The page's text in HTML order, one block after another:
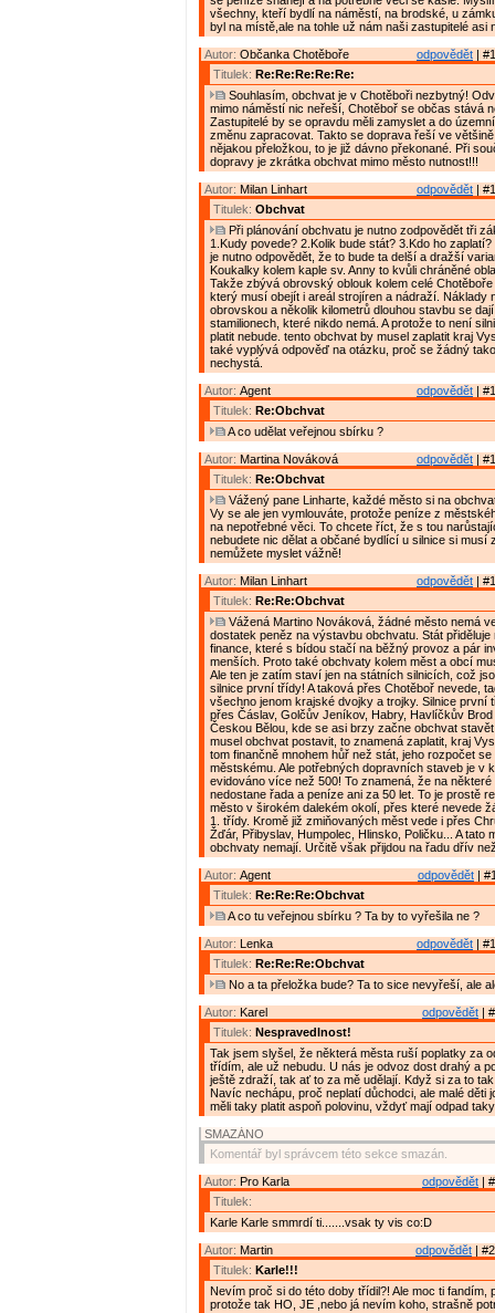
všechny, kteří bydlí na náměstí, na brodské, u
byl na místě,ale na tohle už nám naši zastupitelé asi
odpovědět |
Autor: Občanka Chotěboře
Titulek: Re:Re:Re:Re:Re:
Souhlasím, obchvat je v Chotěboři nezbytný!
mimo náměstí nic neřeší, Chotěboř se občas stává
Zastupitelé by se opravdu měli zamyslet a do
změnu zapracovat. Takto se doprava řeší ve
nějakou přeložkou, to je již dávno překonané. Při
dopravy je zkrátka obchvat mimo město nutnost!!!
odpovědět |
Autor: Milan Linhart
Titulek: Obchvat
Při plánování obchvatu je nutno zodpovědět tři
1.Kudy povede? 2.Kolik bude stát? 3.Kdo ho
je nutno odpovědět, že to bude ta delší a dražší
Koukalky kolem kaple sv. Anny to kvůli chráněné
Takže zbývá obrovský oblouk kolem celé
který musí obejít i areál strojíren a nádraží. Náklady
obrovskou a několik kilometrů dlouhou stavbu se
stamilionech, které nikdo nemá. A protože to není
platit nebude. tento obchvat by musel zaplatit kraj
také vyplývá odpověď na otázku, proč se žádný
nechystá.
odpovědět |
Autor: Agent
Titulek: Re:Obchvat
A co udělat veřejnou sbírku ?
odpovědět |
Autor: Martina Nováková
Titulek: Re:Obchvat
Vážený pane Linharte, každé město si na
Vy se ale jen vymlouváte, protože peníze z
na nepotřebné věci. To chcete říct, že s tou
nebudete nic dělat a občané bydlící u silnice si musí
nemůžete myslet vážně!
odpovědět |
Autor: Milan Linhart
Titulek: Re:Re:Obchvat
Vážená Martino Nováková, žádné město nemá
dostatek peněz na výstavbu obchvatu. Stát přiděluje
finance, které s bídou stačí na běžný provoz a pár
menších. Proto také obchvaty kolem měst a obcí
Ale ten je zatím staví jen na státních silnicích, což
silnice první třídy! A taková přes Chotěboř nevede,
všechno jenom krajské dvojky a trojky. Silnice první
přes Čáslav, Golčův Jeníkov, Habry, Havlíčkův
Českou Bělou, kde se asi brzy začne obchvat
musel obchvat postavit, to znamená zaplatit, kraj
tom finančně mnohem hůř než stát, jeho rozpočet
městskému. Ale potřebných dopravních staveb je v
evidováno více než 500! To znamená, že na
nedostane řada a peníze ani za 50 let. To je prostě
město v širokém dalekém okolí, přes které nevede
1. třídy. Kromě již zmiňovaných měst vede i přes
Žďár, Přibyslav, Humpolec, Hlinsko, Poličku... A tato
obchvaty nemají. Určitě však přijdou na řadu dřív
odpovědět |
Autor: Agent
Titulek: Re:Re:Re:Obchvat
A co tu veřejnou sbírku ? Ta by to vyřešila ne ?
odpovědět |
Autor: Lenka
Titulek: Re:Re:Re:Obchvat
No a ta přeložka bude? Ta to sice nevyřeší, ale
odpovědět |
Autor: Karel
Titulek: Nespravedlnost!
Tak jsem slyšel, že některá města ruší poplatky za
třídím, ale už nebudu. U nás je odvoz dost drahý a
ještě zdraží, tak ať to za mě udělají. Když si za to
Navíc nechápu, proč neplatí důchodci, ale malé děti
měli taky platit aspoň polovinu, vždyť mají odpad
SMAZÁNO
Komentář byl správcem této sekce smazán.
odpovědět |
Autor: Pro Karla
Titulek:
Karle Karle smmrdí ti.......vsak ty vis co:D
odpovědět |
Autor: Martin
Titulek: Karle!!!
Nevím proč si do této doby třídil?! Ale moc ti fandím,
protože tak HO, JE ,nebo já nevím koho, strašně